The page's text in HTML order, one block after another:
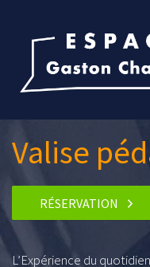
Valise
RÉSERVATION
L’Expérience du